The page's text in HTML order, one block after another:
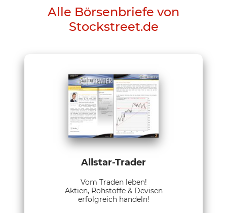
Alle Börsenbriefe von
Stockstreet.de
Allstar-Trader
Vom Traden leben!
Aktien, Rohstoffe & Devisen
erfolgreich handeln!